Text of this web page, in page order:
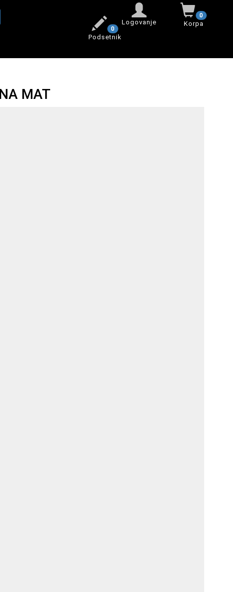
0
Korpa
Logovanje
0
Podsetnik
MAT